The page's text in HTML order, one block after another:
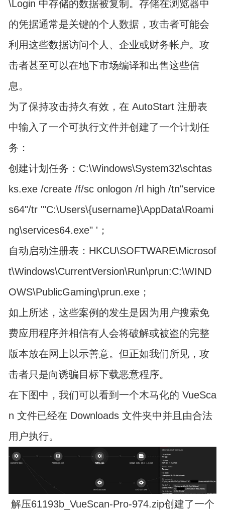
\Login 中存储的数据被复制。存储在浏览器中
的凭据通常是关键的个人数据，攻击者可能会
利用这些数据访问个人、企业或财务帐户。攻
击者甚至可以在地下市场编译和出售这些信
息。
为了保持攻击持久有效，在 AutoStart 注册表
中输入了一个可执行文件并创建了一个计划任
务：
创建计划任务：C:\Windows\System32\schtas
ks.exe /create /f/sc onlogon /rl high /tn"service
s64"/tr '"C:\Users\{username}\AppData\Roami
ng\services64.exe" '；
自动启动注册表：HKCU\SOFTWARE\Microsof
t\Windows\CurrentVersion\Run\prun:C:\WIND
OWS\PublicGaming\prun.exe；
如上所述，这些案例的发生是因为用户搜索免
费应用程序并相信有人会将破解或被盗的完整
版本放在网上以示善意。但正如我们所见，攻
击者只是向诱骗目标下载恶意程序。
在下图中，我们可以看到一个木马化的 VueSca
n 文件已经在 Downloads 文件夹中并且由合法
用户执行。
解压61193b_VueScan-Pro-974.zip创建了一个